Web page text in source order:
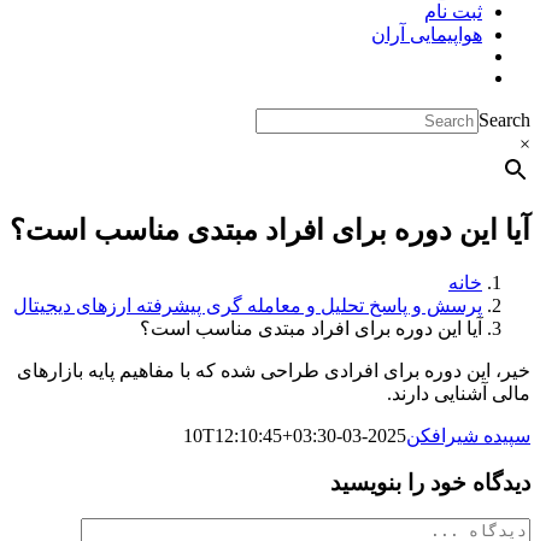
ثبت نام
هواپیمایی آران
Search
×
آیا این دوره برای افراد مبتدی مناسب است؟
خانه
پرسش و پاسخ تحلیل و معامله گری پیشرفته ارزهای دیجیتال
آیا این دوره برای افراد مبتدی مناسب است؟
خیر، این دوره برای افرادی طراحی شده که با مفاهیم پایه بازارهای
مالی آشنایی دارند.
سپیده شیرافکن2025-03-10T12:10:45+03:30
دیدگاه خود را بنویسید
دیدگاه